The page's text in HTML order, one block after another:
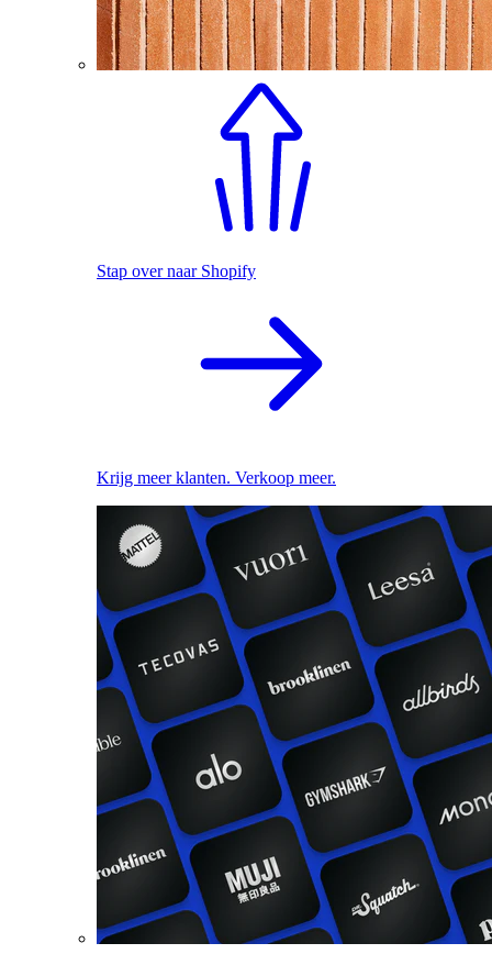
Stap over naar Shopify
Krijg meer klanten. Verkoop meer.